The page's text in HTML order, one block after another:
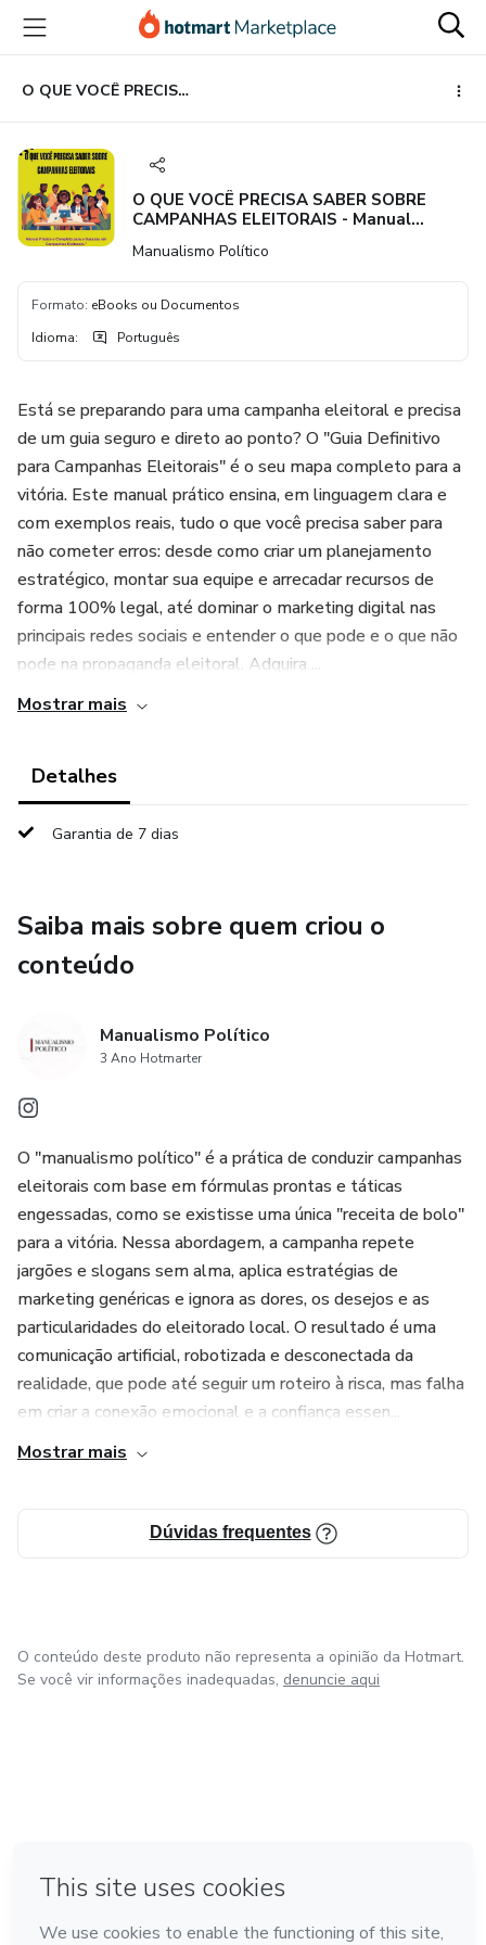
para
conteúdo
principal
para
pagamento
para
rodapé
O QUE VOCÊ PRECISA SABER SOBRE CAMPANHAS ELEITORAIS - Manual Prático e Completo para o Sucesso em Campanhas Eleitorais.
O QUE VOCÊ PRECISA SABER SOBRE
CAMPANHAS ELEITORAIS - Manual
Prático e Completo para o Sucesso em
Campanhas Eleitorais.
Manualismo Político
Formato: eBooks ou Documentos
Idioma: Português
Está se preparando para uma campanha eleitoral e precisa
de um guia seguro e direto ao ponto? O "Guia Definitivo
para Campanhas Eleitorais" é o seu mapa completo para a
vitória. Este manual prático ensina, em linguagem clara e
com exemplos reais, tudo o que você precisa saber para
não cometer erros: desde como criar um planejamento
estratégico, montar sua equipe e arrecadar recursos de
forma 100% legal, até dominar o marketing digital nas
principais redes sociais e entender o que pode e o que não
pode na propaganda eleitoral. Adquira ...
Mostrar mais
Detalhes
Garantia de 7 dias
Saiba mais sobre quem criou o
conteúdo
Manualismo Político
3 Ano Hotmarter
O "manualismo político" é a prática de conduzir campanhas
eleitorais com base em fórmulas prontas e táticas
engessadas, como se existisse uma única "receita de bolo"
para a vitória. Nessa abordagem, a campanha repete
jargões e slogans sem alma, aplica estratégias de
marketing genéricas e ignora as dores, os desejos e as
particularidades do eleitorado local. O resultado é uma
comunicação artificial, robotizada e desconectada da
realidade, que pode até seguir um roteiro à risca, mas falha
em criar a conexão emocional e a confiança essen...
Mostrar mais
Dúvidas frequentes
O conteúdo deste produto não representa a opinião da Hotmart.
Se você vir informações inadequadas, denuncie aqui
Feito com ❤ em Bogotá